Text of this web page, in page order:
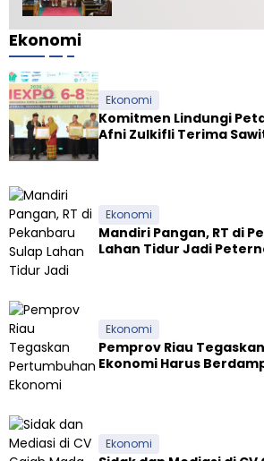
Ekonomi
Ekonomi
Komitmen Lindungi
Afni Zulkifli Terima
Ekonomi
Mandiri Pangan, RT di
Lahan Tidur Jadi
Ekonomi
Pemprov Riau
Ekonomi Harus
Ekonomi